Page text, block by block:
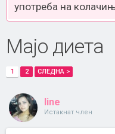
употреба на
Majo диета
1 2 СЛЕДНА >
line
Истакнат член